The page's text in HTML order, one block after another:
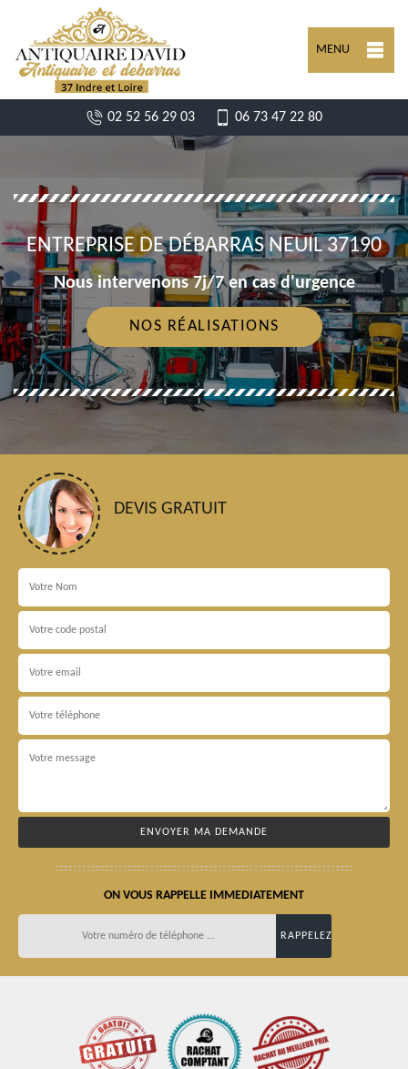
MENU
02 52 56 29 03 06 73 47 22 80
ENTREPRISE DE DÉBARRAS NEUIL 37190
Nous intervenons 7j/7 en cas d'urgence
NOS RÉALISATIONS
DEVIS GRATUIT
ON VOUS RAPPELLE IMMEDIATEMENT